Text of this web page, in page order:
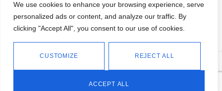
We use cookies to enhance your browsing experience, serve
personalized ads or content, and analyze our traffic. By
clicking "Accept All", you consent to our use of cookies.
CUSTOMIZE REJECT ALL
ACCEPT ALL
CONOCE NUESTRAS NOVEDADES,
OFERTAS...
2026.